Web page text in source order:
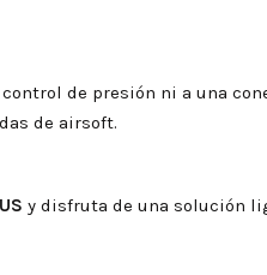
de presión ni a una
de airsoft.
y disfruta de una solución